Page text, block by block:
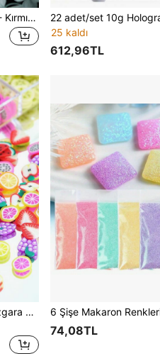
6 Adet Reçine Parıltılı Pullar - Kırmızı, Turuncu, Akçaağaç Yaprağı İnce Dilimler - Kendin Yap Takı, Epoksi Reçine Kalıp Dolgusu, Dekorasyon İçin
25 kaldı
612,96TL
12 Bölmeli Meyve Serisi Kil Izgara Reçine Dolgu Malzemesi, Polimer Yumuşak Kil Limon Çilek Portakal Dilimi Epoksi Reçine Silikon Kalıp Dolgu Malzemesi Kendin Yap El Sanatları Dekorasyonu İçin
74,08TL